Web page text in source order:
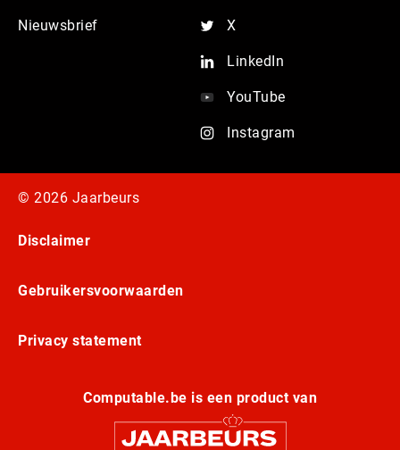
Nieuwsbrief X
LinkedIn
YouTube
Instagram
© 2026 Jaarbeurs
Disclaimer
Gebruikersvoorwaarden
Privacy statement
Computable.be is een product van